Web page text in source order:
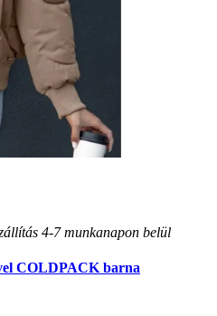
4-7 munkanapon belül
COLDPACK barna